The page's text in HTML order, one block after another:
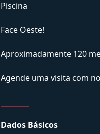
Piscina
Face Oeste!
Aproximadamente 120
Agende uma visita com
Dados Básicos